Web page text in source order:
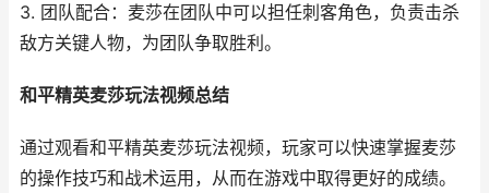
3. 团队配合：麦莎在团队中可以担任刺客角色，负责击杀
敌方关键人物，为团队争取胜利。
和平精英麦莎玩法视频总结
通过观看和平精英麦莎玩法视频，玩家可以快速掌握麦莎
的操作技巧和战术运用，从而在游戏中取得更好的成绩。